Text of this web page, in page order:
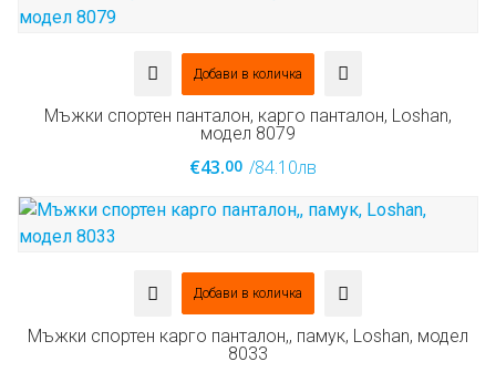
Добави в количка
Мъжки спортен панталон, карго панталон, Loshan,
модел 8079
€43.00 /84.10лв
Добави в количка
Мъжки спортен карго панталон,, памук, Loshan, модел
8033